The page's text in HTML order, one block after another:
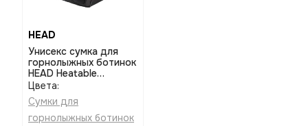
HEAD
Унисекс сумка для
горнолыжных ботинок
HEAD Heatable
bootbag размер 230
Цвета:
Сумки для
горнолыжных ботинок